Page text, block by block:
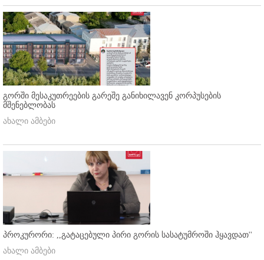
გორში მესაკუთრეების გარეშე განიხილავენ კორპუსების
მშენებლობას
ახალი ამბები
პროკურორი: ,,გატაცებული პირი გორის სასატუმროში ჰყავდათ''
ახალი ამბები